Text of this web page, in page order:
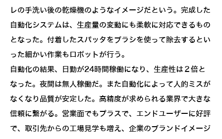
レの手洗い後の乾燥機のようなイメージだという。完成した
自動化システムは、生産量の変動にも柔軟に対応できるもの
となった。付着したスパッタをブラシを使って除去するとい
った細かい作業もロボットが行う。
自動化の結果、日勤が24時間稼働になり、生産性は２倍と
なった。夜間は無人稼働だ。また自動化によって人的ミスが
なくなり品質が安定した。高精度が求められる業界で大きな
信頼に繋がる。営業面でもプラスで、エンドユーザーに好評
で、取引先からの工場見学も増え、企業のブランドイメージ